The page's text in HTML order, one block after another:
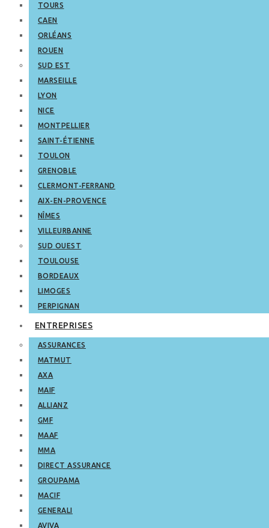
TOURS
CAEN
ORLÉANS
ROUEN
SUD EST
MARSEILLE
LYON
NICE
MONTPELLIER
SAINT-ÉTIENNE
TOULON
GRENOBLE
CLERMONT-FERRAND
AIX-EN-PROVENCE
NÎMES
VILLEURBANNE
SUD OUEST
TOULOUSE
BORDEAUX
LIMOGES
PERPIGNAN
ENTREPRISES
ASSURANCES
MATMUT
AXA
MAIF
ALLIANZ
GMF
MAAF
MMA
DIRECT ASSURANCE
GROUPAMA
MACIF
GENERALI
AVIVA